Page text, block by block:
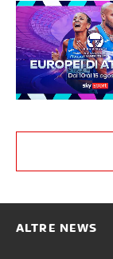
ALTRE NEWS